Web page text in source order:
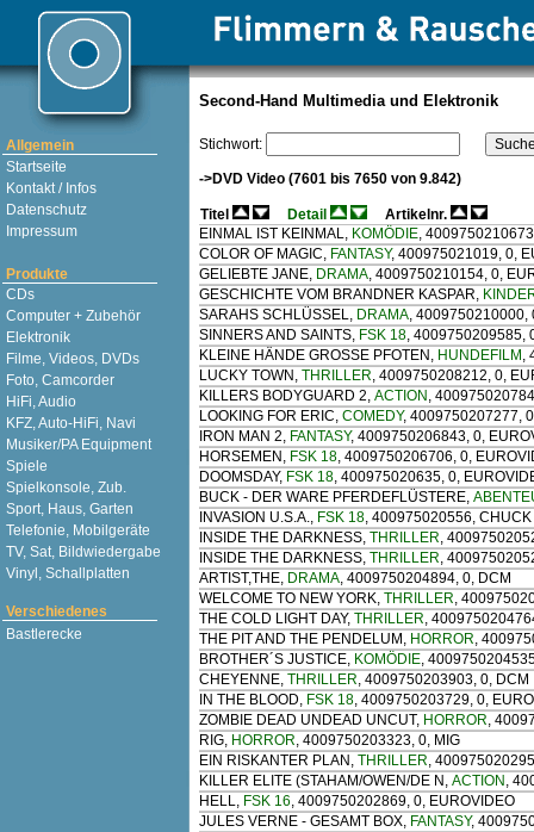
Allgemein
Startseite
Kontakt / Infos
Datenschutz
Impressum
Produkte
CDs
Computer + Zubehör
Elektronik
Filme, Videos, DVDs
Foto, Camcorder
HiFi, Audio
KFZ, Auto-HiFi, Navi
Musiker/PA Equipment
Spiele
Spielkonsole, Zub.
Sport, Haus, Garten
Telefonie, Mobilgeräte
TV, Sat, Bildwiedergabe
Vinyl, Schallplatten
Verschiedenes
Bastlerecke
Second-Hand Multimedia und Elektronik
Stichwort:
->DVD Video (7601 bis 7650 von 9.842)
Titel Detail
Artikelnr.
EINMAL IST KEINMAL, KOMÖDIE,
COLOR OF MAGIC, FANTASY, 400975021019, 0,
GELIEBTE JANE, DRAMA, 4009750210154, 0,
GESCHICHTE VOM BRANDNER KASPAR,
SARAHS SCHLÜSSEL, DRAMA, 4009750210000,
SINNERS AND SAINTS, FSK 18, 4009750209585,
KLEINE HÄNDE GROSSE PFOTEN , HUNDEFILM ,
LUCKY TOWN , THRILLER, 4009750208212, 0,
KILLERS BODYGUARD 2, ACTION ,
LOOKING FOR ERIC, COMEDY, 4009750207277,
IRON MAN 2, FANTASY, 4009750206843, 0,
HORSEMEN , FSK 18, 4009750206706, 0,
DOOMSDAY, FSK 18, 400975020635, 0,
BUCK - DER WARE PFERDEFLÜSTERE,
INVASION U.S.A., FSK 18, 400975020556,
INSIDE THE DARKNESS, THRILLER,
INSIDE THE DARKNESS, THRILLER,
ARTIST,THE, DRAMA, 4009750204894, 0, DCM
WELCOME TO NEW YORK, THRILLER,
THE COLD LIGHT DAY, THRILLER,
THE PIT AND THE PENDELUM , HORROR,
BROTHER´S JUSTICE, KOMÖDIE,
CHEYENNE, THRILLER, 4009750203903, 0, DCM
IN THE BLOOD, FSK 18, 4009750203729, 0,
ZOMBIE DEAD UNDEAD UNCUT, HORROR,
RIG, HORROR, 4009750203323, 0, MIG
EIN RISKANTER PLAN , THRILLER,
KILLER ELITE (STAHAM/OWEN/DE N , ACTION ,
HELL, FSK 16, 4009750202869, 0, EUROVIDEO
JULES VERNE - GESAMT BOX, FANTASY,